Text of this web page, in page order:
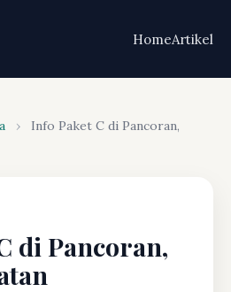
HomeArtikel
›
Info Paket C di Pancoran,
di Pancoran,